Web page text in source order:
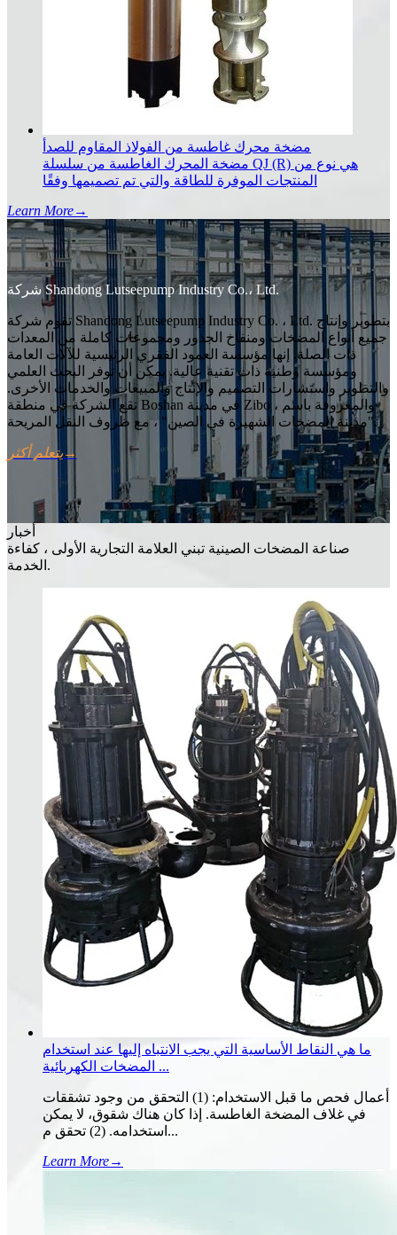
مضخة محرك غاطسة من الفولاذ المقاوم للصدأ
مضخة المحرك الغاطسة من سلسلة QJ (R) هي نوع من
المنتجات الموفرة للطاقة والتي تم تصميمها وفقًا
Learn More→
شركة Shandong Lutseepump Industry Co.، Ltd.
تقوم شركة Shandong Lutseepump Industry Co. ، Ltd. بتطوير وإنتاج
جميع أنواع المضخات ومنفاخ الجذور ومجموعات كاملة من المعدات
ذات الصلة. إنها مؤسسة العمود الفقري الرئيسية للآلات العامة
ومؤسسة وطنية ذات تقنية عالية. يمكن أن توفر البحث العلمي
والتطوير واستشارات التصميم والإنتاج والمبيعات والخدمات الأخرى.
تقع الشركة في منطقة Boshan في مدينة Zibo ، والمعروفة باسم
"مدينة المضخات الشهيرة في الصين" ، مع ظروف النقل المريحة.
يتعلم أكثر→
أخبار
صناعة المضخات الصينية تبني العلامة التجارية الأولى ، كفاءة
الخدمة.
ما هي النقاط الأساسية التي يجب الانتباه إليها عند استخدام
المضخات الكهربائية ...
أعمال فحص ما قبل الاستخدام: (1) التحقق من وجود تشققات
في غلاف المضخة الغاطسة. إذا كان هناك شقوق، لا يمكن
استخدامه. (2) تحقق م...
Learn More→